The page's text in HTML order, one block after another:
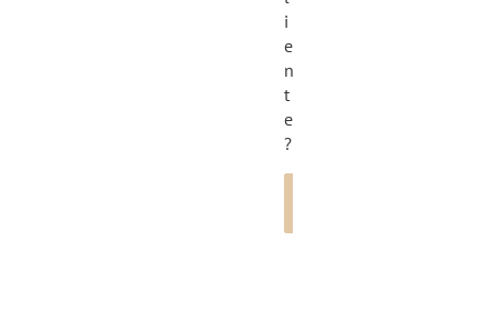
i
e
n
t
e
?